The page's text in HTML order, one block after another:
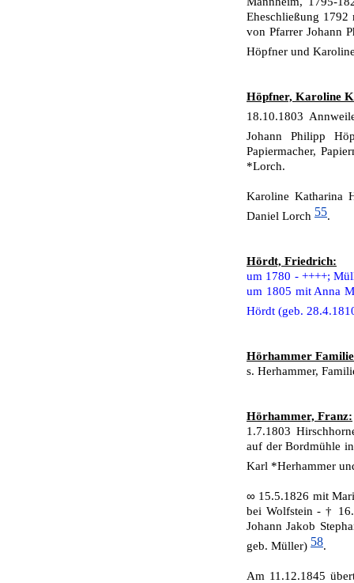
Eheschließung 1792
von Pfarrer Johann
Höpfner und
Höpfner, Karoline
18.10.1803
Johann Philipp
Papiermacher,
*Lorch.
Karoline Katharina
Daniel Lorch 55.
Hördt, Friedrich:
um 1780 - ++++;
um 1805 mit Anna
Hördt (geb.
Hörhammer
s. Herhammer,
Hörhammer, Franz:
1.7.1803
auf der Bordmühle
Karl *Herhammer
∞ 15.5.1826 mit
bei Wolfstein - †
Johann Jakob
geb. Müller) 58.
Am 11.12.1845